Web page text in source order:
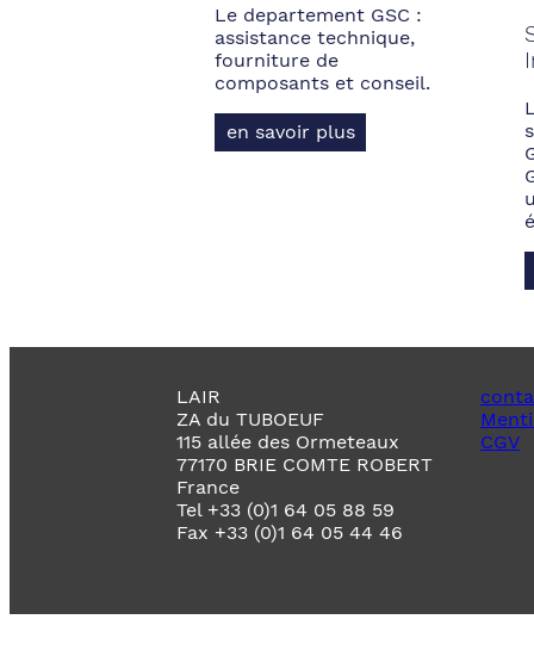
Le departement GSC :
assistance technique,
fourniture de
composants et conseil.
en savoir plus
LAIR
ZA du TUBOEUF
115 allée des Ormeteaux
77170 BRIE COMTE ROBERT
France
Tel +33 (0)1 64 05 88 59
Fax +33 (0)1 64 05 44 46
CGV